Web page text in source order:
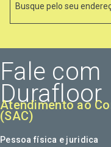
Fale com
Durafloor
Atendimento ao
(SAC)
Pessoa física e juridica